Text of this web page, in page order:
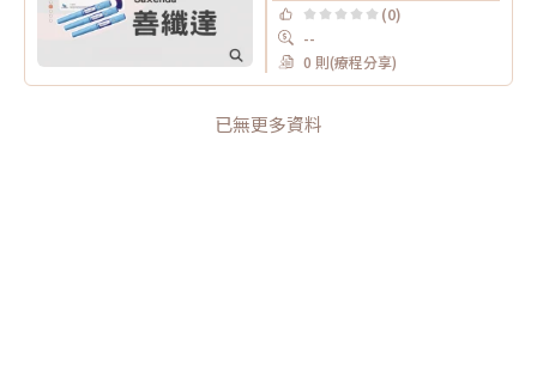
(0)
--
0 則(療程分享)
已無更多資料